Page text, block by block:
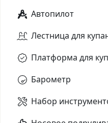
Автопилот
Лестница для
Платформа для
Барометр
Набор